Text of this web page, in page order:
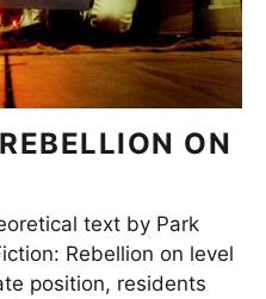
ON
text by Park
Rebellion on level
position, residents